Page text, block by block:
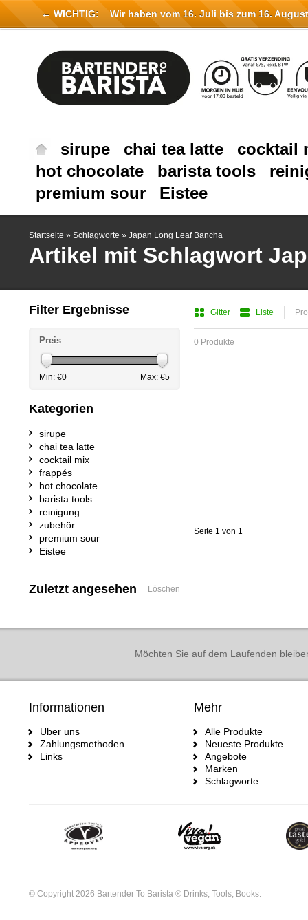
sirupe chai tea latte
cocktail
hot chocolate
barista tools
premium sour
Eistee
Startseite » Schlagworte » Japan Long Leaf Bancha
Artikel mit Schlagwort
Gitter Liste
0 Produkte
Seite 1 von 1
Filter Ergebnisse
Preis
Min: €0 Max: €5
Kategorien
sirupe
chai tea latte
cocktail mix
frappés
hot chocolate
barista tools
reinigung
zubehör
premium sour
Eistee
Zuletzt angesehen Löschen
Möchten Sie auf dem Laufenden
Informationen
Uber uns
Zahlungsmethoden
Links
Mehr
Alle Produkte
Neueste Produkte
Angebote
Marken
Schlagworte
© Copyright 2026 Bartender To Barista ® Drinks, Tools, Books.
← WICHTIG: Wir haben vom 16. Juli bis zum 16.